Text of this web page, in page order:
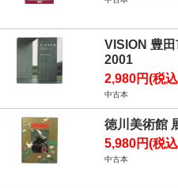
VISION 豊
2001
2,980円(税
中古本
徳川美術館
5,980円(税
中古本